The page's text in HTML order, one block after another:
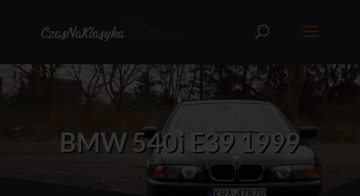
BMW 540i E39 1999